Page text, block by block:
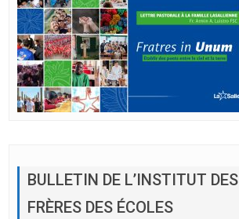
BULLETIN DE L’INSTITUT DES
FRÈRES DES ÉCOLES